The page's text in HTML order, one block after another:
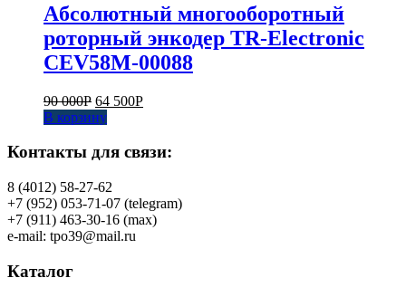
Aбсолютный многооборотный
роторный энкодер TR-Electronic
CEV58M-00088
90 000Р 64 500Р
В корзину
Контакты для связи:
8 (4012) 58-27-62
+7 (952) 053-71-07 (telegram)
+7 (911) 463-30-16 (max)
e-mail: tpo39@mail.ru
Каталог